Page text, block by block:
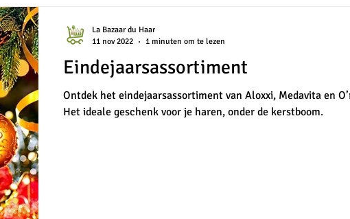
Eindejaarsassortiment
Ontdek het eindejaarsassortiment van Aloxxi, Medavita en
Het ideale geschenk voor je haren, onder de kerstboom.
La Bazaar du Haar
11 nov 2022
1 minuten om te lezen